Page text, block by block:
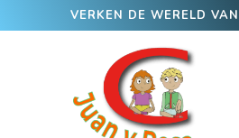
VERKEN DE WERELD